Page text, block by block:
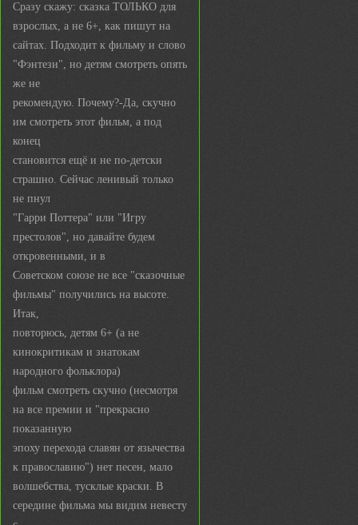
Сразу скажу: сказка ТОЛЬКО для
взрослых, а не 6+, как пишут на
сайтах. Подходит к фильму и слово
"Фэнтези", но детям смотреть опять
же не
рекомендую. Почему?-Да, скучно
им смотреть этот фильм, а под
конец
становится ещё и не по-детски
страшно. Сейчас ленивый только
не пнул
"Гарри Поттера" или "Игру
престолов", но давайте будем
откровенными, и в
Советском союзе не все "сказочные
фильмы" получились на высоте.
Итак,
повторюсь, детям 6+ (а не
кинокритикам и знатокам
народного фольклора)
фильм смотреть скучно (несмотря
на все премии и "прекрасно
показанную
эпоху перехода славян от язычества
к православию") нет песен, мало
волшебства, тусклые краски. В
середине фильма мы видим невесту